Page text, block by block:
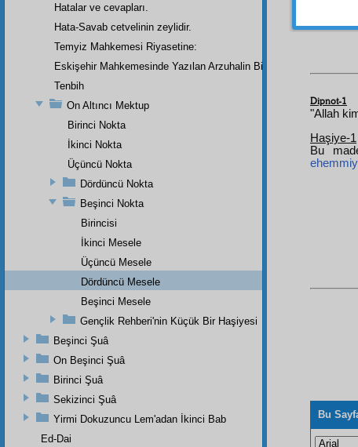
Dipnot-1
"Allah
Haşiye-1
Bu
Bu
Hatalar ve cevapları.
Hata-Savab cetvelinin zeylidir.
Temyiz Mahkemesi Riyasetine:
Eskişehir Mahkemesinde Yazılan Arzuhalin Bir Parçası
Tenbih
On Altıncı Mektup
Birinci Nokta
İkinci Nokta
Üçüncü Nokta
Dördüncü Nokta
Beşinci Nokta
Birincisi
İkinci Mesele
Üçüncü Mesele
Dördüncü Mesele
Beşinci Mesele
Gençlik Rehberi'nin Küçük Bir Haşiyesi
Beşinci Şuâ
On Beşinci Şuâ
Birinci Şuâ
Sekizinci Şuâ
Yirmi Dokuzuncu Lem'adan İkinci Bab
Ed-Dai